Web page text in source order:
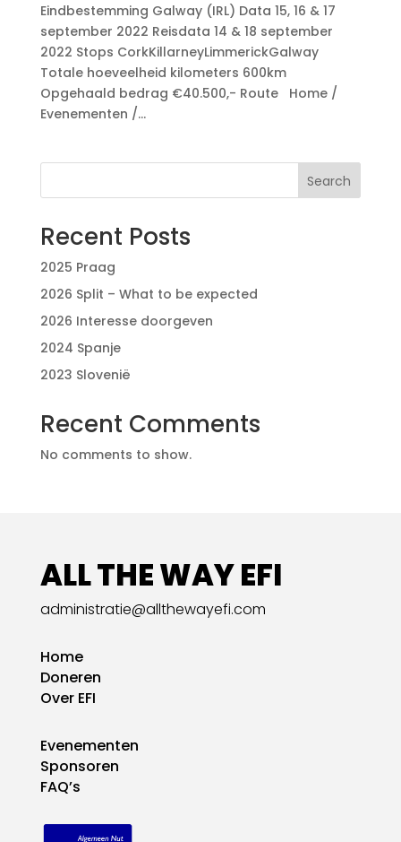
Eindbestemming Galway (IRL) Data 15, 16 & 17
september 2022 Reisdata 14 & 18 september
2022 Stops CorkKillarneyLimmerickGalway
Totale hoeveelheid kilometers 600km
Opgehaald bedrag €40.500,- Route Home /
Evenementen /...
Search
Recent Posts
2025 Praag
2026 Split – What to be expected
2026 Interesse doorgeven
2024 Spanje
2023 Slovenië
Recent Comments
No comments to show.
ALL THE WAY EFI
administratie@allthewayefi.com
Home
Doneren
Over EFI
Evenementen
Sponsoren
FAQ’s